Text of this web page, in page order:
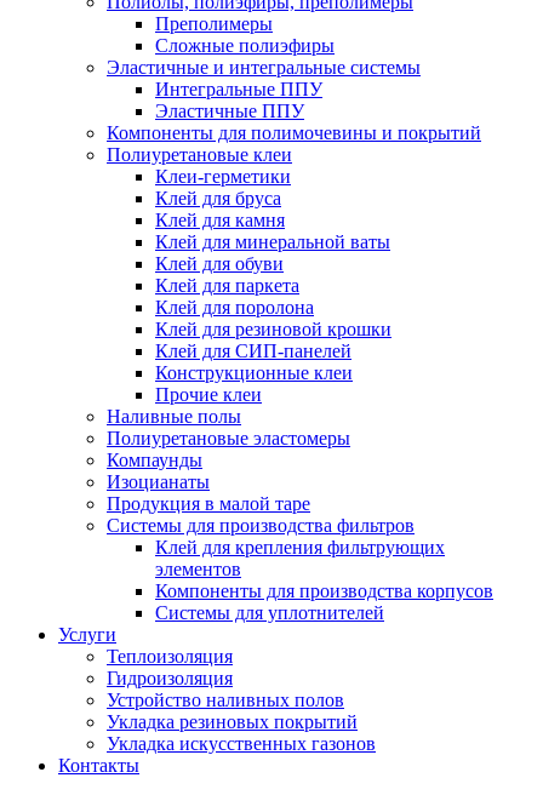
Преполимеры
Сложные полиэфиры
Эластичные и интегральные системы
Интегральные ППУ
Эластичные ППУ
Компоненты для полимочевины и покрытий
Полиуретановые клеи
Клеи-герметики
Клей для бруса
Клей для камня
Клей для минеральной ваты
Клей для обуви
Клей для паркета
Клей для поролона
Клей для резиновой крошки
Клей для СИП-панелей
Конструкционные клеи
Прочие клеи
Наливные полы
Полиуретановые эластомеры
Компаунды
Изоцианаты
Продукция в малой таре
Системы для производства фильтров
Клей для крепления фильтрующих
элементов
Компоненты для производства корпусов
Системы для уплотнителей
Услуги
Теплоизоляция
Гидроизоляция
Устройство наливных полов
Укладка резиновых покрытий
Укладка искусственных газонов
Контакты